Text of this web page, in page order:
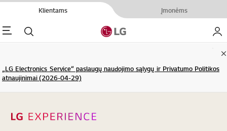
Klientams Įmonėms
Ieškoti
„LG Electronics Service“ paslaugų naudojimo sąlygų ir Privatumo Politikos
atnaujinimai (2026-04-29)